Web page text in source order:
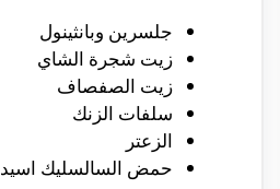
جلسرين وبانثينول
زيت شجرة الشاي
زيت الصفصاف
سلفات الزنك
الزعتر
حمض السالسليك اسيد